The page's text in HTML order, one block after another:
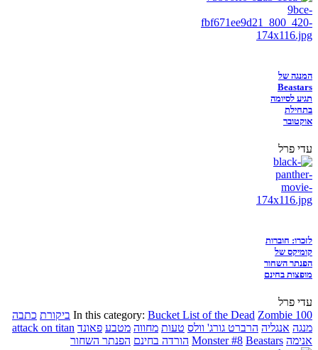
המנגה של
Beastars
תגיע לסיומה
בתחילת
אוקטובר
עדי פרל
לזכרו: חוברות
קומיקס של
הפנתר השחור
מופצות בחינם
עדי פרל
In this category: Bucket List of the Dead Zombie 100 ביקורת כתבה
מנגה אנגליה הרברט גורג' וולס טעות מחווה מטבע פאונד attack on titan
אנימה
Monster #8 Beastars הורדה בחינם הפנתר השחור